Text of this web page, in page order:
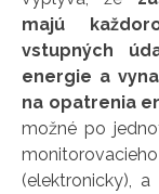
majú
vstupných
energie a
na opatrenia
možné po
(elektronicky), a